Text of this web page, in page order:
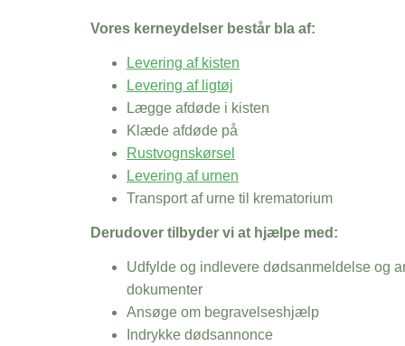
Vores kerneydelser består bla af:
Levering af kisten
Levering af ligtøj
Lægge afdøde i kisten
Klæde afdøde på
Rustvognskørsel
Levering af urnen
Transport af urne til krematorium
Derudover tilbyder vi at hjælpe med:
Udfylde og indlevere dødsanmeldelse og
dokumenter
Ansøge om begravelseshjælp
Indrykke dødsannonce